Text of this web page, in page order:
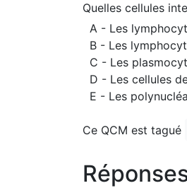
Quelles cellules
A - Les
B - Les
C - Les
D - Les cellules
E - Les
Ce QCM est tagué